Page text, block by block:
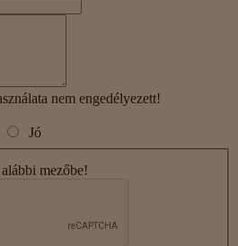
nem engedélyezett!
Jó
mezőbe!